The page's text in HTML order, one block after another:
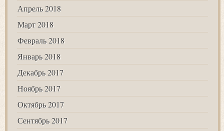
Апрель 2018
Март 2018
Февраль 2018
Январь 2018
Декабрь 2017
Ноябрь 2017
Октябрь 2017
Сентябрь 2017